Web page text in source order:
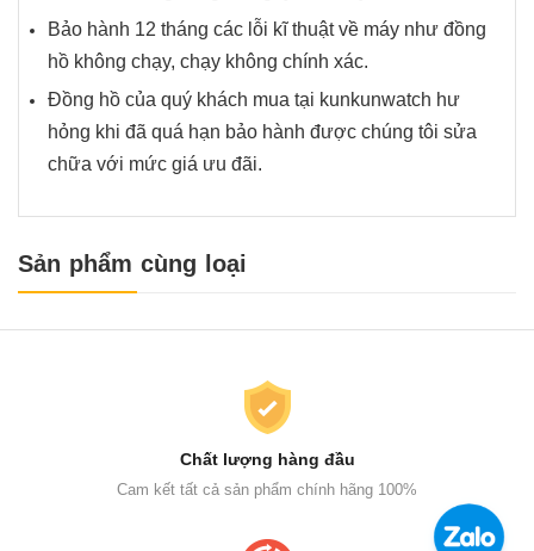
Bảo hành 12 tháng các lỗi kĩ thuật về máy như đồng
hồ không chạy, chạy không chính xác.
Đồng hồ của quý khách mua tại kunkunwatch hư
hỏng khi đã quá hạn bảo hành được chúng tôi sửa
chữa với mức giá ưu đãi.
Sản phẩm cùng loại
Chất lượng hàng đầu
Cam kết tất cả sản phẩm chính hãng 100%